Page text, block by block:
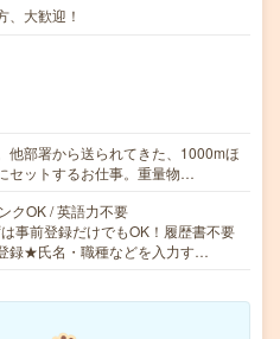
、大歓迎！
他部署から送られてきた、1000mほ
セットするお仕事。重量物…
クOK / 英語力不要
事前登録だけでもOK！履歴書不要
録★氏名・職種などを入力す…